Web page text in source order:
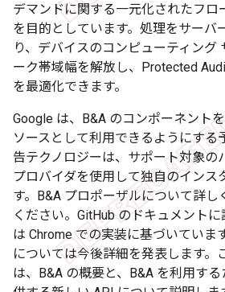
デマンドに関する一元化されたフロ
を目的としています。処理をサーバ
り、デバイスのコンピューティング
ーク帯域幅を解放し、Protected
を最適化できます。
Google は、B&A のコンポーネント
ソースとして利用できるようにする
告テクノロジーは、サポート対象の
プロバイダを使用して独自のインス
す。B&A プロポーザルについて詳し
ください。GitHub のドキュメント
は Chrome での実装に基づいていま
については今後詳細を発表します。
は、B&A の概要と、B&A を利用す